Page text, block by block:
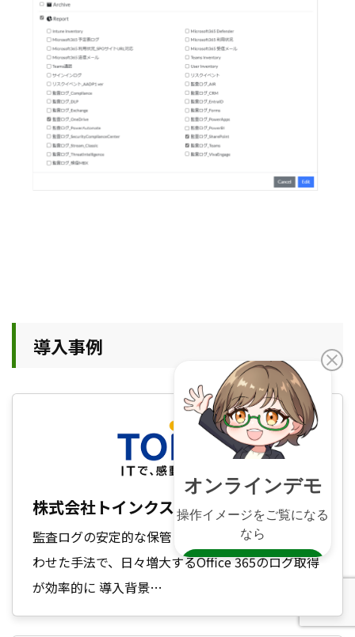
導入事例
株式会社トインクス（TOiNX）
監査ログの安定的な保管に対応。独自の運用に合
わせた手法で、日々増大するOffice 365のログ取得
が効率的に 導入背景…